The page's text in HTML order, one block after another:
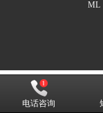
ML
电话咨询